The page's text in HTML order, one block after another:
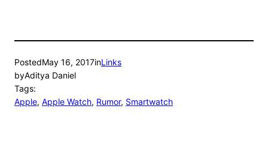
PostedMay 16, 2017inLinks
byAditya Daniel
Tags:
Apple, Apple Watch, Rumor, Smartwatch